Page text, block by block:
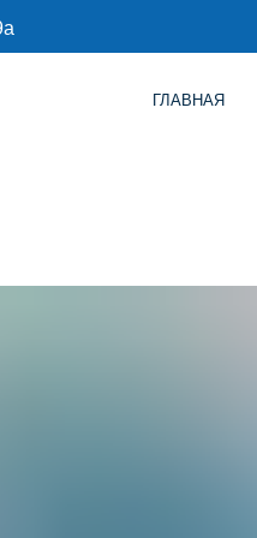
ГЛАВНАЯ